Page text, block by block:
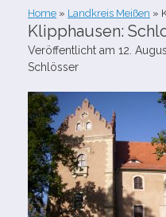
Home » Landkreis Meißen »
Klipphausen:
Veröffentlicht am 12.
Schlösser